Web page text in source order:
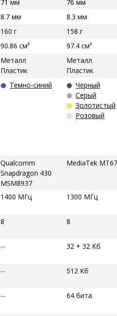
71 мм
76 мм
8.7 мм
8.3 мм
160 г
158 г
90.86 см³
97.4 см³
Металл
Пластик
Металл
Пластик
Темно-синий
Черный
Серый
Золотистый
Розовый
Qualcomm
Snapdragon 430
MSM8937
MediaTek
1400 МГц 1300 МГц
8 8
-- 32 + 32 Кб
-- 512 Кб
-- 64 бита